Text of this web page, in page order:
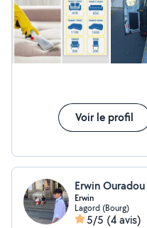
Voir le profil
Erwin Ouradou
Erwin
Lagord (Bourg)
5/5 (4 avis)